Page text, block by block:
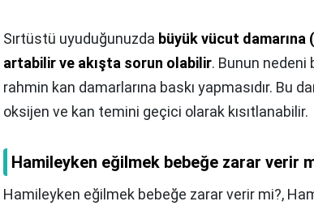
Sırtüstü uyuduğunuzda büyük vücut damarına
artabilir ve akışta sorun olabilir. Bunun nedeni
rahmin kan damarlarına baskı yapmasıdır. Bu
oksijen ve kan temini geçici olarak kısıtlanabilir.
Hamileyken eğilmek bebeğe zarar verir
Hamileyken eğilmek bebeğe zarar verir mi?,